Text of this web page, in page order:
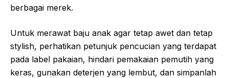
berbagai merek.
Untuk merawat baju anak agar tetap awet dan tetap
stylish, perhatikan petunjuk pencucian yang terdapat
pada label pakaian, hindari pemakaian pemutih yang
keras, gunakan deterjen yang lembut, dan simpanlah